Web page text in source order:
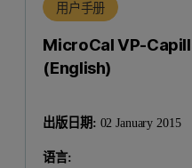
用户手册
MicroCal VP-
(English)
出版日期: 02 January 2015
语言: